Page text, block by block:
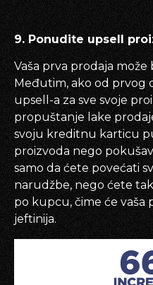
9. Ponudite upsell
Vaša prva prodaja
Međutim, ako od prvog
upsell-a za sve svoje
propuštanje lake
svoju kreditnu karticu
proizvoda nego
samo da ćete povećati
narudžbe, nego ćete
po kupcu, čime će vaša
jeftinija.